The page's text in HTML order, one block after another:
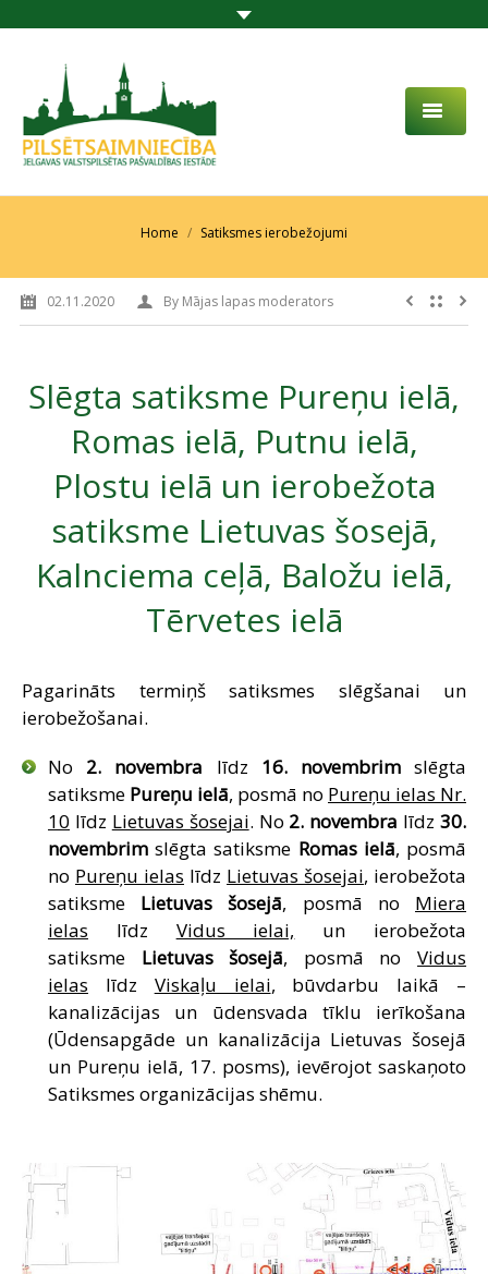
PAR MUMS
PROJEKTI
SABIEDRĪBAS LĪDZDALĪBA
KONTAKTI
Home Satiksmes ierobežojumi
02.11.2020 By Mājas lapas moderators
Slēgta satiksme Pureņu ielā,
Romas ielā, Putnu ielā,
Plostu ielā un ierobežota
satiksme Lietuvas šosejā,
Kalnciema ceļā, Baložu ielā,
Tērvetes ielā
Pagarināts termiņš satiksmes slēgšanai un
ierobežošanai.
No 2. novembra līdz 16. novembrimslēgta
satiksme Pureņu ielā, posmā no Pureņu ielas Nr.
10 līdz Lietuvas šosejai. No 2. novembra līdz 30.
novembrim slēgta satiksme Romas ielā, posmā
no Pureņu ielas līdz Lietuvas šosejai, ierobežota
satiksme Lietuvas šosejā, posmā no Miera
ielas līdz Vidus ielai, un ierobežota
satiksme Lietuvas šosejā, posmā noVidus
ielas līdz Viskaļu ielai, būvdarbu laikā –
kanalizācijas un ūdensvada tīklu ierīkošana
(Ūdensapgāde un kanalizācija Lietuvas šosejā
un Pureņu ielā, 17. posms), ievērojot saskaņoto
Satiksmes organizācijas shēmu.